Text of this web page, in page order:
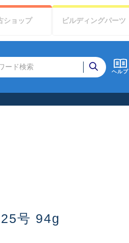
ヘルプ
ショップ ビルディングパーツ
号 94g